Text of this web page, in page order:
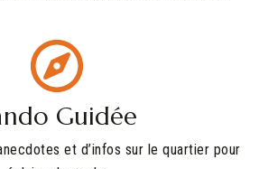
Guidée
et d’infos sur le quartier pour